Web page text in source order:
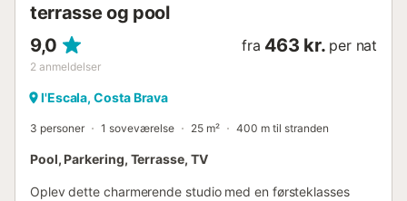
terrasse og pool
9,0
2 anmeldelser
fra 463 kr. per nat
l'Escala, Costa Brava
3 personer 1 soveværelse 25 m² 400 m til stranden
Pool, Parkering, Terrasse, TV
Oplev dette charmerende studio med en førsteklasses